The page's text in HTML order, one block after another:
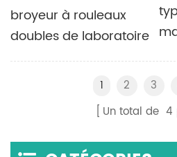
broyeur à rouleaux
doubles de laboratoire
réfractaire Et matériau
1 2 3
Un total de 4